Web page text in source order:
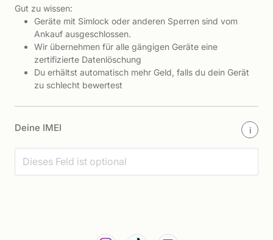
Gut zu wissen:
Geräte mit Simlock oder anderen Sperren sind vom
Ankauf ausgeschlossen.
Wir übernehmen für alle gängigen Geräte eine
zertifizierte Datenlöschung
Du erhältst automatisch mehr Geld, falls du dein Gerät
zu schlecht bewertest
Deine IMEI i